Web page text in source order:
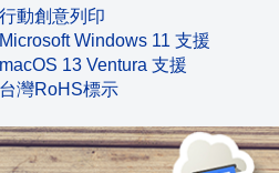
行動創意列印
Microsoft Windows 11 支援
macOS 13 Ventura 支援
台灣RoHS標示